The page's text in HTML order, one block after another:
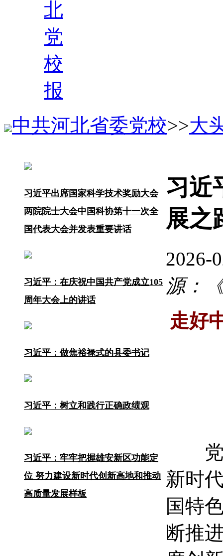
北
党
校
报
中共河北省委党校>>大
习近平出席国家科学技术奖励大会
两院院士大会中国科协第十一次全
国代表大会并发表重要讲话
习近平：在庆祝中国共产党成立105
周年大会上的讲话
习近平：做焦裕禄式的县委书记
习近平：树立和践行正确政绩观
习近平：牢牢把握雄安新区功能定
位 努力建设新时代创新高地和推动
高质量发展样板
习近
展之
源：
走好
党
新时
国特
断推